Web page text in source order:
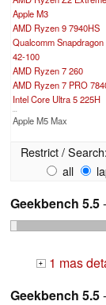
Apple M3
AMD Ryzen 9 7940HS
Qualcomm
42-100
AMD Ryzen 7 260
AMD Ryzen 7 PRO
Intel Core Ultra 5 225H
Apple M5 Max
Restrict / Search:
all
Geekbench 5.5
+ 1 mas
Geekbench 5.5